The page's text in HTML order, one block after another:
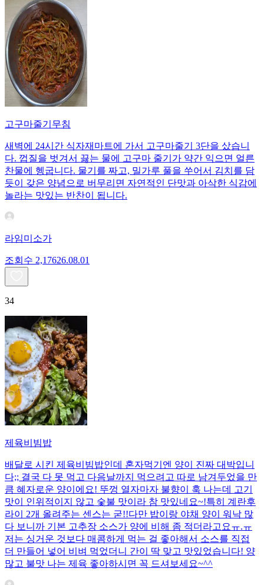
고구마줄기무침
새벽에 24시간 식자재마트에 가서 고구마줄기 3단을 샀습니
다. 껍질을 벗겨서 끓는 물에 고구마 줄기가 약간 익으면 얼른
찬물에 헹굽니다. 물기를 짜고, 밀가루 풀을 쑤어서 김치를 담
듯이 갖은 양념으로 버무리면 자연적인 단맛과 아삭한 식감에
놀라는 맛있는 반찬이 됩니다.
라임미소가
조회수 2,17626.08.01
34
제육비빔밥
배달로 시킨 제육비빔밥인데 혼자먹기엔 양이 진짜 대박입니
다;; 결국 다 못 먹고 다음날까지 먹으려고 따로 남겨두었을 만
큼 혜자로운 양이에요! 뚜껑 열자마자 불향이 훅 나는데 고기
맛이 인위적이지 않고 숯불 맛이라 참 맛있네요~!특히 계란후
라이 2개 올려주는 센스는 굳!! ​다만 밥이랑 야채 양이 워낙 많
다 보니까 기본 고추장 소스가 양에 비해 좀 적더라고요ㅠ.ㅠ
저는 싱거운 것보다 매콤하게 먹는 걸 좋아해서 소스를 직접
더 만들어 넣어 비벼 먹었더니 간이 딱 맞고 맛있었습니다! 양
많고 불맛 나는 제육 좋아하시면 꼭 드셔보세요~^^